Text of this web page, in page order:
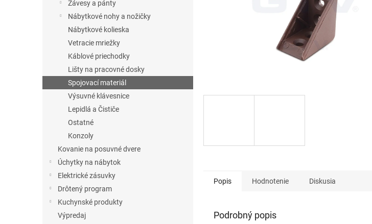
Závesy a pánty
Nábytkové nohy a nožičky
Nábytkové kolieska
Vetracie mriežky
Káblové priechodky
Lišty na pracovné dosky
Spojovací materiál
Výsuvné klávesnice
Lepidlá a Čističe
Ostatné
Konzoly
Kovanie na posuvné dvere
Úchytky na nábytok
Elektrické zásuvky
Drôtený program
Kuchynské produkty
Výpredaj
Popis Hodnotenie Diskusia
Podrobný popis